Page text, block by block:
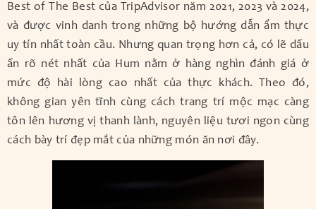
Best of The Best của TripAdvisor năm 2021, 2023 và 2024,
và được vinh danh trong những bộ hướng dẫn ẩm thực
uy tín nhất toàn cầu. Nhưng quan trọng hơn cả, có lẽ dấu
ấn rõ nét nhất của Hum nằm ở hàng nghìn đánh giá ở
mức độ hài lòng cao nhất của thực khách. Theo đó,
không gian yên tĩnh cùng cách trang trí mộc mạc càng
tôn lên hương vị thanh lành, nguyên liệu tươi ngon cùng
cách bày trí đẹp mắt của những món ăn nơi đây.